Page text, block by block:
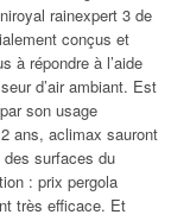
rainexpert 3 de
conçus et
à répondre à l’aide
d’air ambiant. Est
son usage
ans, aclimax sauront
surfaces du
: prix pergola
très efficace. Et